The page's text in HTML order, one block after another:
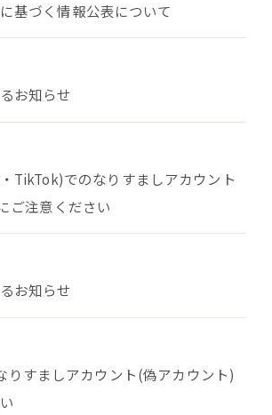
基づく情報公表について
お知らせ
TikTok)でのなりすましアカウント
ご注意ください
お知らせ
りすましアカウント(偽アカウント)